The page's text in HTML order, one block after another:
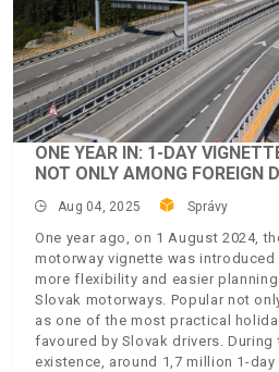
ONE YEAR IN: 1-DAY
NOT ONLY AMONG FOREIGN
Aug 04, 2025 Správy
One year ago, on 1 August 2024,
motorway vignette was
more flexibility and easier
Slovak motorways. Popular not
as one of the most practical
favoured by Slovak drivers.
existence, around 1,7 million 1-